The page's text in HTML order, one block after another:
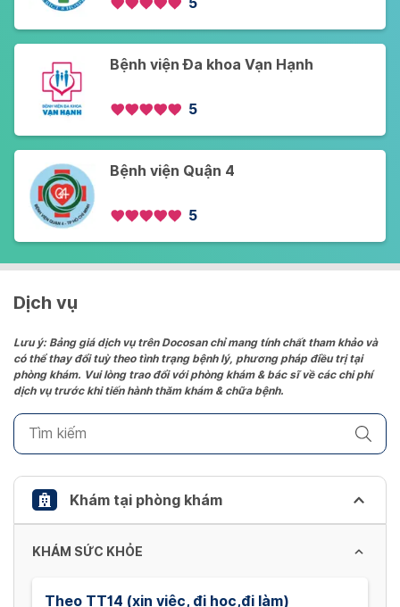
Bệnh viện Đa khoa Vạn Hạnh
5
Bệnh viện Quận 4
5
Dịch vụ
Lưu ý: Bảng giá dịch vụ trên Docosan chỉ mang tính chất tham khảo và
có thể thay đổi tuỳ theo tình trạng bệnh lý, phương pháp điều trị tại
phòng khám. Vui lòng trao đổi với phòng khám & bác sĩ về các chi phí
dịch vụ trước khi tiến hành thăm khám & chữa bệnh.
Khám tại phòng khám
KHÁM SỨC KHỎE
Theo TT14 (xin việc, đi học,đi làm)